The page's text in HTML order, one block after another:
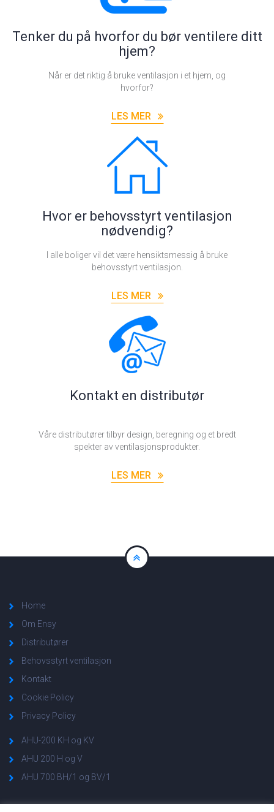
Tenker du på hvorfor du bør ventilere ditt
hjem?
Når er det riktig å bruke ventilasjon i et hjem, og
hvorfor?
LES MER
Hvor er behovsstyrt ventilasjon
nødvendig?
I alle boliger vil det være hensiktsmessig å bruke
behovsstyrt ventilasjon.
LES MER
Kontakt en distributør
Våre distributører tilbyr design, beregning og et bredt
spekter av ventilasjonsprodukter.
LES MER
Home
Om Ensy
Distributører
Behovsstyrt ventilasjon
Kontakt
Cookie Policy
Privacy Policy
AHU-200 KH og KV
AHU 200 H og V
AHU 700 BH/1 og BV/1